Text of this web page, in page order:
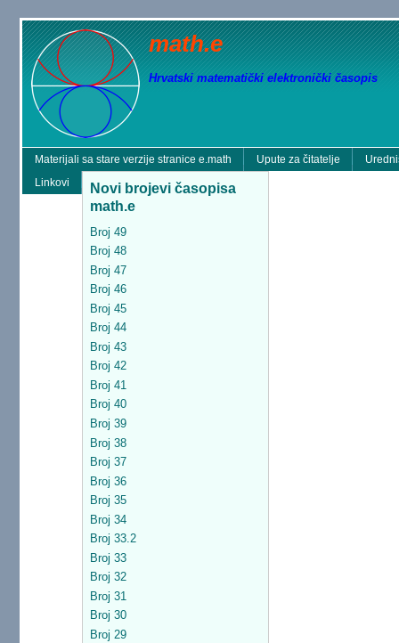
math.e
Hrvatski matematički elektronički časopis
Materijali sa stare verzije stranice e.math Upute za čitatelje
Linkovi
Novi brojevi časopisa
math.e
Broj 49
Broj 48
Broj 47
Broj 46
Broj 45
Broj 44
Broj 43
Broj 42
Broj 41
Broj 40
Broj 39
Broj 38
Broj 37
Broj 36
Broj 35
Broj 34
Broj 33.2
Broj 33
Broj 32
Broj 31
Broj 30
Broj 29